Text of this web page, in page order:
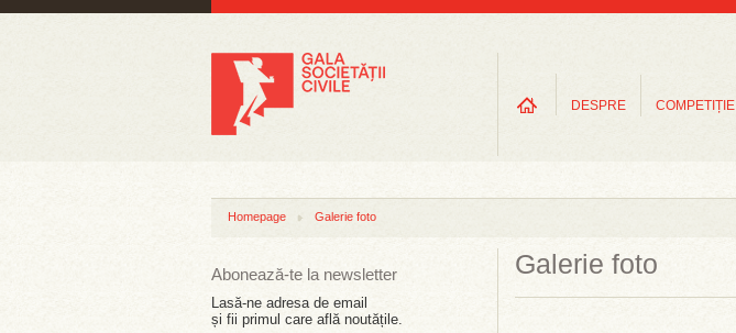
DESPRE COMPETIȚIE
Homepage Galerie foto
Abonează-te la newsletter
Lasă-ne adresa de email
și fii primul care află noutățile.
Galerie foto